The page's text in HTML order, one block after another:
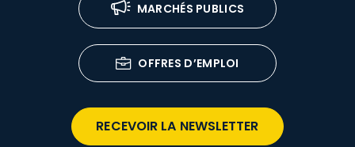
MARCHÉS PUBLICS
OFFRES D’EMPLOI
RECEVOIR LA NEWSLETTER